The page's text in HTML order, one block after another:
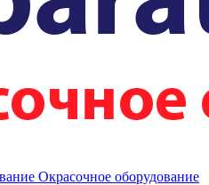
Окрасочное оборудование